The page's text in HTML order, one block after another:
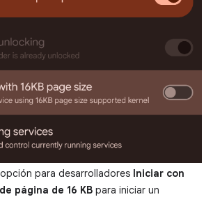
para desarrolladores Iniciar con
página de 16 KB para iniciar un